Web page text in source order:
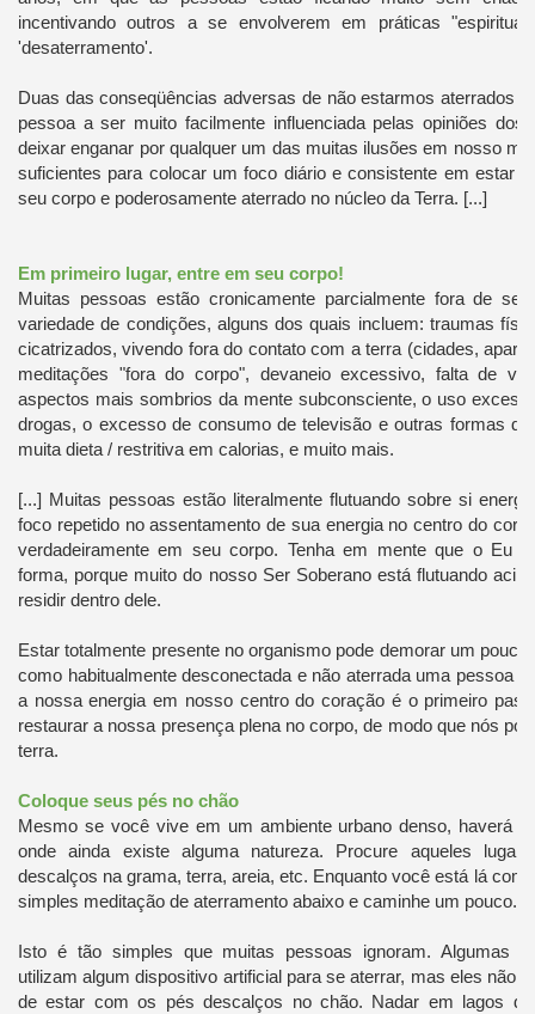
incentivando outros a se envolverem em práticas
'desaterramento'.
Duas das conseqüências adversas de não estarmos aterrados
pessoa a ser muito facilmente influenciada pelas opiniões
deixar enganar por qualquer um das muitas ilusões em nosso
suficientes para colocar um foco diário e consistente em estar
seu corpo e poderosamente aterrado no núcleo da Terra. [...]
Em primeiro lugar, entre em seu corpo!
Muitas pessoas estão cronicamente parcialmente fora de
variedade de condições, alguns dos quais incluem: traumas
cicatrizados, vivendo fora do contato com a terra (cidades,
meditações "fora do corpo", devaneio excessivo, falta de
aspectos mais sombrios da mente subconsciente, o uso
drogas, o excesso de consumo de televisão e outras formas de
muita dieta / restritiva em calorias, e muito mais.
[...] Muitas pessoas estão literalmente flutuando sobre si
foco repetido no assentamento de sua energia no centro do
verdadeiramente em seu corpo. Tenha em mente que o Eu
forma, porque muito do nosso Ser Soberano está flutuando
residir dentro dele.
Estar totalmente presente no organismo pode demorar um
como habitualmente desconectada e não aterrada uma pessoa
a nossa energia em nosso centro do coração é o primeiro
restaurar a nossa presença plena no corpo, de modo que nós
terra.
Coloque seus pés no chão
Mesmo se você vive em um ambiente urbano denso, haverá
onde ainda existe alguma natureza. Procure aqueles
descalços na grama, terra, areia, etc. Enquanto você está lá com
simples meditação de aterramento abaixo e caminhe um pouco.
Isto é tão simples que muitas pessoas ignoram. Algumas
utilizam algum dispositivo artificial para se aterrar, mas eles não
de estar com os pés descalços no chão. Nadar em lagos de